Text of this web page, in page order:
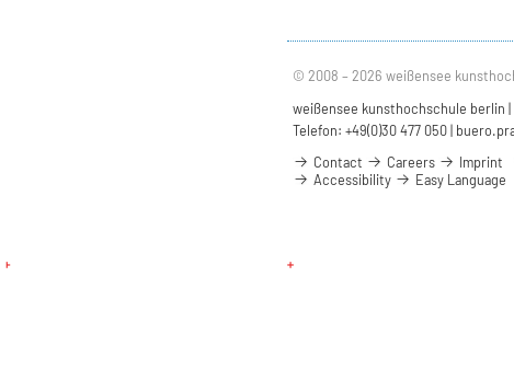
© 2008 – 2026 weißensee
weißensee kunsthochschule berlin
Telefon: +49(0)30 477 050 |
Contact
Careers Imprint
Accessibility
Easy Language